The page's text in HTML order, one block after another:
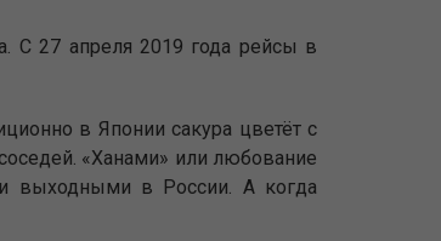
С 27 апреля 2019 года рейсы в
в Японии сакура цветёт с
«Ханами» или любование
выходными в России. А когда